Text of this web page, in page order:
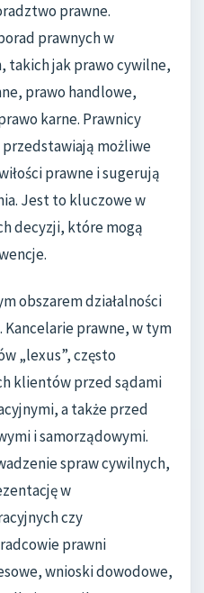
prawne.
prawnych w
takich jak prawo cywilne,
prawo handlowe,
karne. Prawnicy
możliwe
prawne i sugerują
Jest to kluczowe w
decyzji, które mogą
obszarem działalności
prawne, w tym
„lexus”, często
klientów przed sądami
a także przed
i samorządowymi.
spraw cywilnych,
w
czy
prawni
wnioski dowodowe,